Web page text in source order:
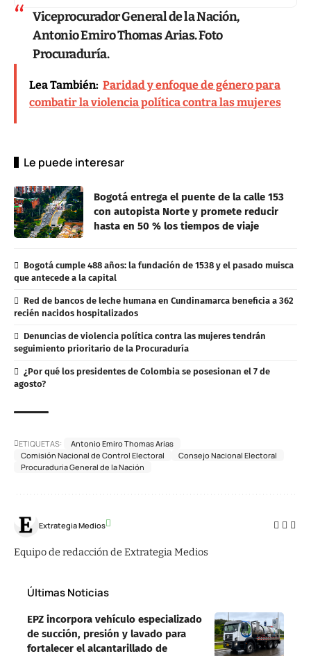
Viceprocurador General de la Nación,
Antonio Emiro Thomas Arias. Foto
Procuraduría.
Lea También: Paridad y enfoque de género para
combatir la violencia política contra las mujeres
Le puede interesar
Bogotá entrega el puente de la calle 153
con autopista Norte y promete reducir
hasta en 50 % los tiempos de viaje
Bogotá cumple 488 años: la fundación de 1538 y el pasado muisca
que antecede a la capital
Red de bancos de leche humana en Cundinamarca beneficia a 362
recién nacidos hospitalizados
Denuncias de violencia política contra las mujeres tendrán
seguimiento prioritario de la Procuraduría
¿Por qué los presidentes de Colombia se posesionan el 7 de
agosto?
ETIQUETAS:
Antonio Emiro Thomas Arias
Comisión Nacional de Control Electoral
Consejo Nacional Electoral
Procuraduria General de la Nación
Extrategia Medios
Equipo de redacción de Extrategia Medios
Últimas Noticias
EPZ incorpora vehículo especializado
de succión, presión y lavado para
fortalecer el alcantarillado de